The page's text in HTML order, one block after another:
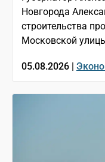
Новгорода
строительства
Московской
05.08.2026 |